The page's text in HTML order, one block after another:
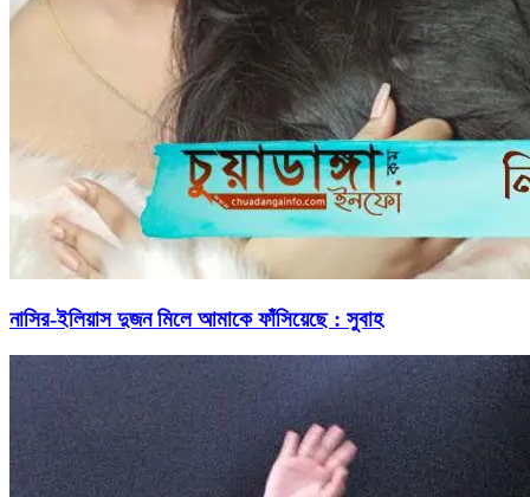
নাসির-ইলিয়াস দুজন মিলে আমাকে ফাঁসিয়েছে : সুবাহ